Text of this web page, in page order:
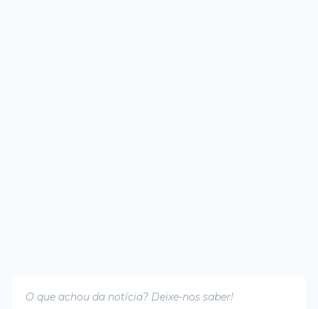
O que achou da notícia? Deixe-nos saber!